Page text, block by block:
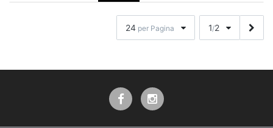
24 per Pagina 1/2